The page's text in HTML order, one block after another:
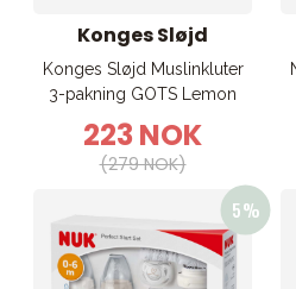
Konges Sløjd
Konges Sløjd Muslinkluter
3-pakning GOTS Lemon
223 NOK
(279 NOK)